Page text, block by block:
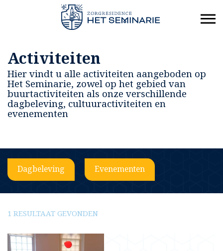
Activiteiten
Hier vindt u alle activiteiten aangeboden op
Het Seminarie, zowel op het gebied van
buurtactiviteiten als onze verschillende
dagbeleving, cultuuractiviteiten en
evenementen
Dagbeleving Evenementen
1 RESULTAAT GEVONDEN